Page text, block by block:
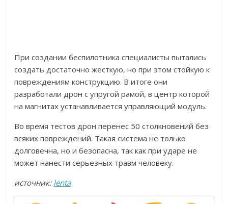
При создании беспилотника специалисты пытались
создать достаточно жесткую, но при этом стойкую к
повреждениям конструкцию. В итоге они
разработали дрон с упругой рамой, в центр которой
на магнитах устанавливается управляющий модуль.
Во время тестов дрон перенес 50 столкновений без
всяких повреждений. Такая система не только
долговечна, но и безопасна, так как при ударе не
может нанести серьезных травм человеку.
источник: lenta